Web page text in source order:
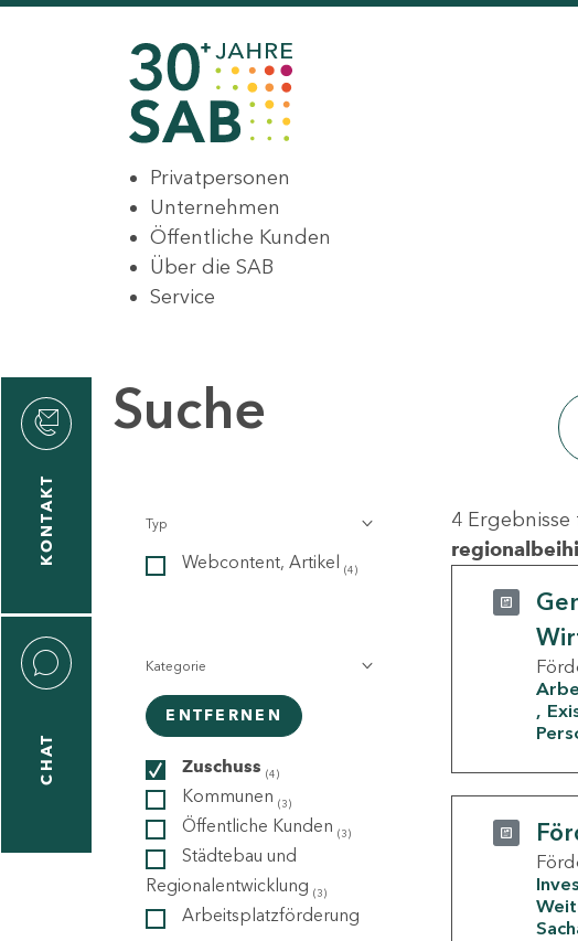
Privatpersonen
Unternehmen
Öffentliche Kunden
Über die SAB
Service
KONTAKT
CHAT
Suche
Typ
Webcontent, Artikel (4)
Kategorie
ENTFERNEN
Zuschuss (4)
Kommunen (3)
Öffentliche Kunden (3)
Städtebau und
Regionalentwicklung (3)
Arbeitsplatzförderung
4 Ergebnisse